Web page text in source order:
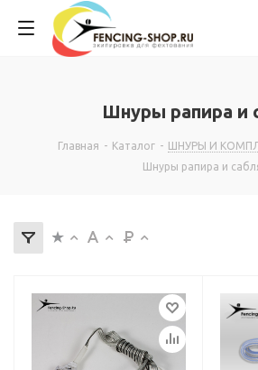
Шнуры рапира и
Главная - Каталог - ШНУРЫ И
Шнуры рапира и